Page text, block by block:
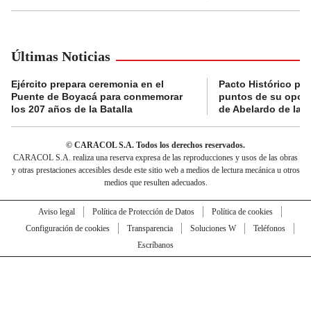
Últimas Noticias
Ejército prepara ceremonia en el
Puente de Boyacá para conmemorar
los 207 años de la Batalla
Pacto Histórico
puntos de su
de Abelardo de la
© CARACOL S.A. Todos los derechos reservados.
CARACOL S.A. realiza una reserva expresa de las reproducciones y usos de las obras
y otras prestaciones accesibles desde este sitio web a medios de lectura mecánica u otros
medios que resulten adecuados.
Aviso legal Política de Protección de Datos
Política de cookies
Configuración de cookies
Transparencia Soluciones W
Teléfonos
Escríbanos